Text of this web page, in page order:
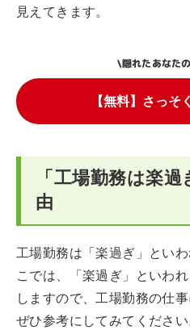
見えてきます。
\隠れたあなた
【無料】さっそ
「工場勤務は楽
由
工場勤務は「楽過ぎ」とい
こでは、「楽過ぎ」といわ
しますので、工場勤務の仕
ぜひ参考にしてみてください